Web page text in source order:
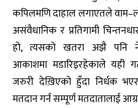
कपिलमणि दाहाल लगाएतले
असंवैधानिक र प्रतिगामी
हो, त्यसको खतरा अझै पनि
आकाशमा मडारिइरहेकाले यही
जरुरी देख़िएको हुँदा निर्धक
मतदान गर्न सम्पूर्ण मतदातालाई